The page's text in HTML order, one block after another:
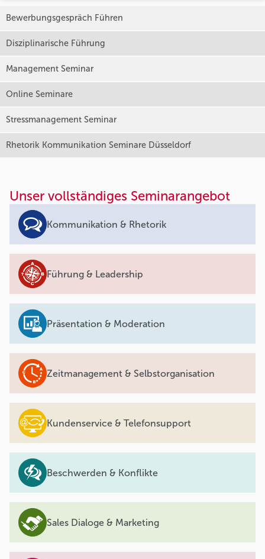
Bewerbungsgespräch Führen
Disziplinarische Führung
Management Seminar
Online Seminare
Stressmanagement Seminar
Rhetorik Kommunikation Seminare Düsseldorf
Unser vollständiges Seminarangebot
Kommunikation & Rhetorik
Führung & Leadership
Präsentation & Moderation
Zeitmanagement & Selbstorganisation
Kundenservice & Telefonsupport
Beschwerden & Konflikte
Sales Dialoge & Marketing